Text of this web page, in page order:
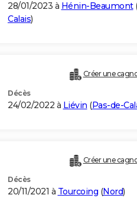
28/01/2023 à Hénin-Beaumont
Calais)
Créer une
Décès
24/02/2022 à Liévin (Pas-de-
Créer une
Décès
20/11/2021 à Tourcoing (Nord)